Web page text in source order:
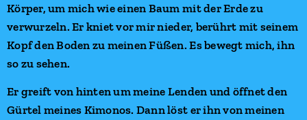
Körper, um mich wie einen Baum mit der Erde zu
verwurzeln. Er kniet vor mir nieder, berührt mit seinem
Kopf den Boden zu meinen Füßen. Es bewegt mich, ihn
so zu sehen.
Er greift von hinten um meine Lenden und öffnet den
Gürtel meines Kimonos. Dann löst er ihn von meinen